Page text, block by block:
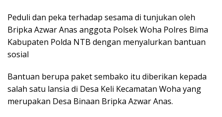
Peduli dan peka terhadap sesama di tunjukan oleh
Bripka Azwar Anas anggota Polsek Woha Polres Bima
Kabupaten Polda NTB dengan menyalurkan bantuan
sosial
Bantuan berupa paket sembako itu diberikan kepada
salah satu lansia di Desa Keli Kecamatan Woha yang
merupakan Desa Binaan Bripka Azwar Anas.